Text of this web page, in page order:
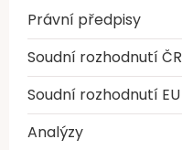
Právní předpisy
Soudní rozhodnutí ČR
Soudní rozhodnutí EU
Analýzy